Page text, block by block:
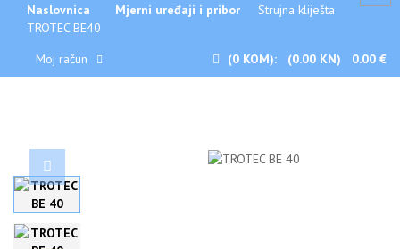
Naslovnica Mjerni uređaji i pribor
Strujna kliješta
TROTEC BE40
(0 KOM): (0.00 KN) 0.00 €
Moj račun